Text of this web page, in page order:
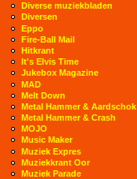
Diverse muziekbladen
Diversen
Eppo
Fire-Ball Mail
Hitkrant
It's Elvis Time
Jukebox Magazine
MAD
Melt Down
Metal Hammer & Aardschok
Metal Hammer & Crash
MOJO
Music Maker
Muziek Expres
Muziekkrant Oor
Muziek Parade